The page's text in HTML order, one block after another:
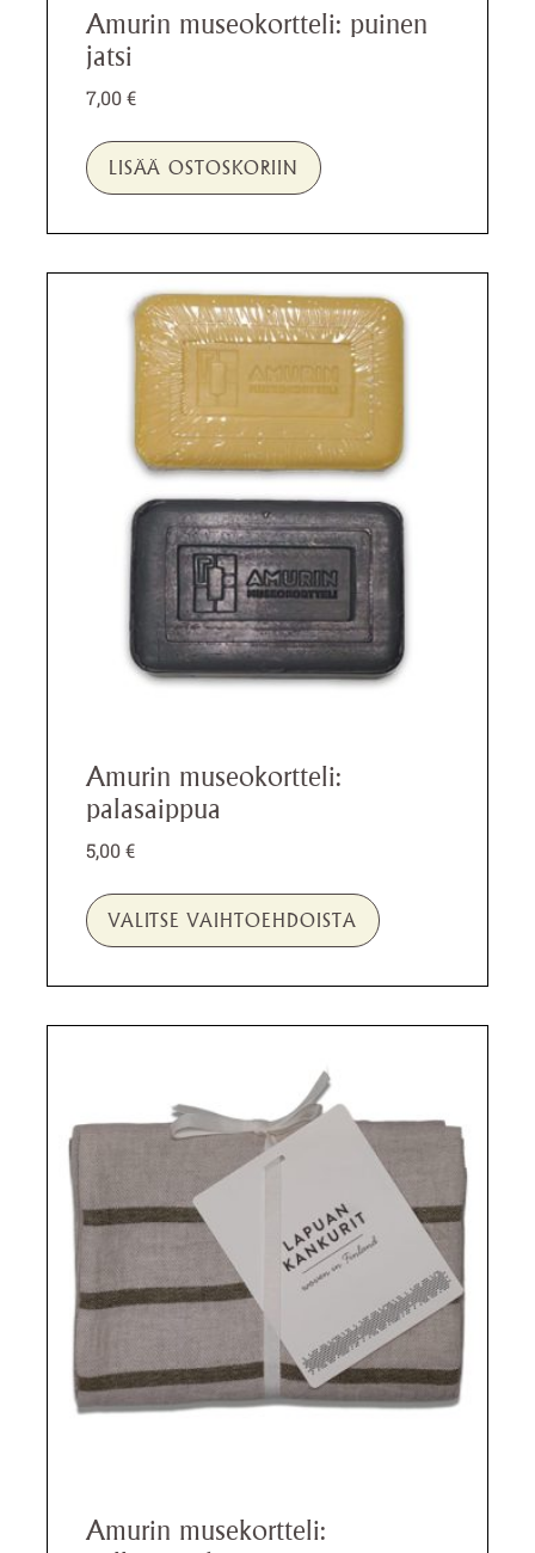
Amurin museokortteli: puinen
jatsi
7,00€
LISÄÄ OSTOSKORIIN
Amurin museokortteli:
palasaippua
5,00€
VALITSE VAIHTOEHDOISTA
tuotteella
Amurin musekortteli: